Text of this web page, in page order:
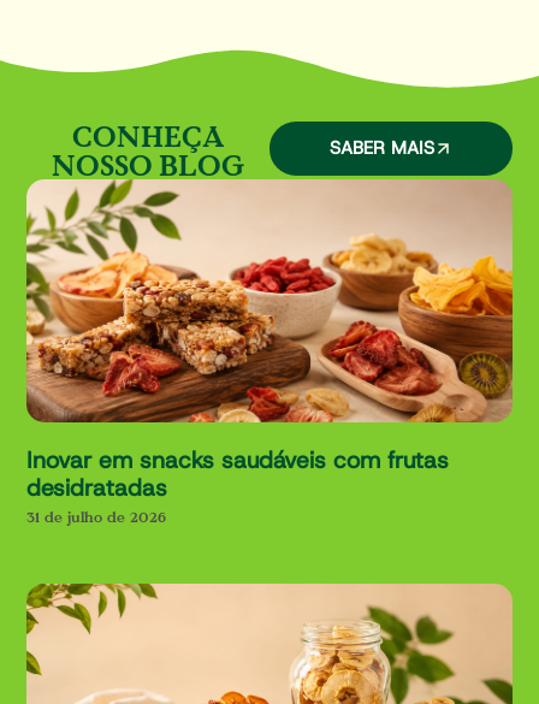
CONHEÇA
NOSSO BLOG
SABER MAIS
Inovar em snacks saudáveis com frutas
desidratadas
31 de julho de 2026